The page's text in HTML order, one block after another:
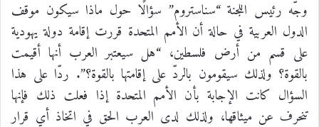
وجّه رئيس اللجنة “سناستروم” سؤالًا حول ماذا سيكون موقف
الدول العربية في حالة أن الأمم المتحدة قررت إقامة دولة يهودية
على قسم من أرض فلسطين، “هل سيعتبر العرب أنها أقيمت
بالقوة؟ ولذلك سيقومون بالردّ على إقامتها بالقوة؟”. ردّا على هذا
السؤال كانت الإجابة بأن الأمم المتحدة إذا فعلت ذلك فإنها
تنحرف عن ميثاقها، ولذلك لدى العرب الحق في اتخاذ أي قرار